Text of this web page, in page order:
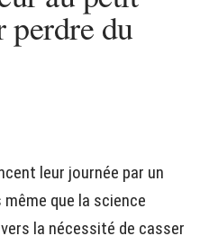
perdre du
leur journée par un
que la science
la nécessité de casser